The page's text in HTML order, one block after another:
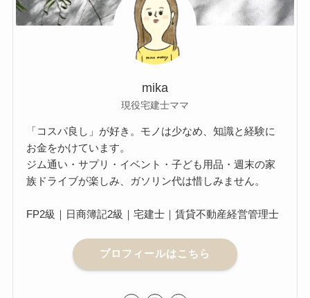
mika
現役宅建士ママ
「コスパ良し」が好き。モノは少なめ、知識と経験に
お金をかけています。
ジム通い・サプリ・イベント・子ども用品・週末の家
族ドライブが楽しみ、ガソリン代は惜しみません。
FP2級｜日商簿記2級｜宅建士｜賃貸不動産経営管理士
プロフィールはこちら